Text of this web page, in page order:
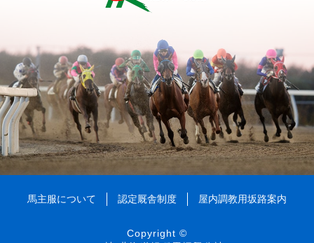
2008年01月
2007年02月
2007年01月
2006年03月
2006年02月
2006年01月
2005年04月
2005年03月
2005年02月
2005年01月
2004年06月
2004年05月
2004年04月
2004年03月
2004年02月
2004年01月
2003年07月
2003年06月
2003年05月
2003年04月
2003年01月
馬主服について 認定厩舎制度 屋内調教用坂路案内
Copyright ©